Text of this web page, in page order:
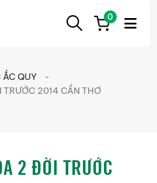
0
ẮC QUY
-
2014 CẦN THƠ
2 ĐỜI TRƯỚC